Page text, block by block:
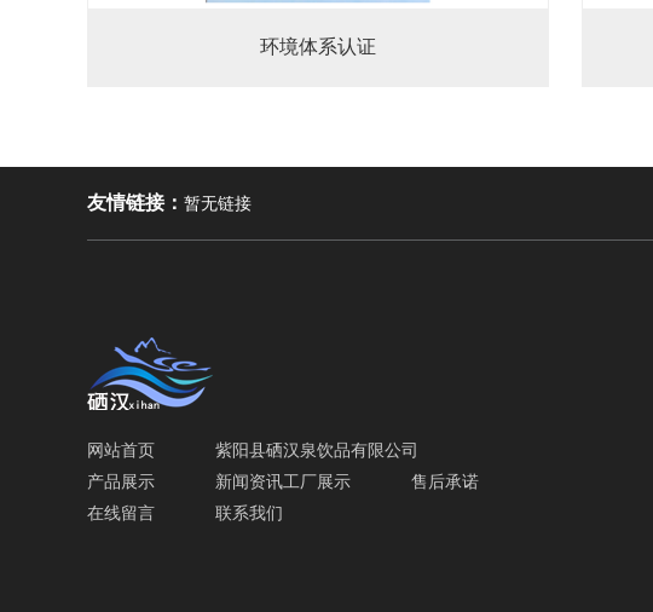
环境体系认证
友情链接： 暂无链接
网站首页
紫阳县硒汉泉饮品有限公司
产品展示
新闻资讯工厂展示
售后承诺
在线留言
联系我们